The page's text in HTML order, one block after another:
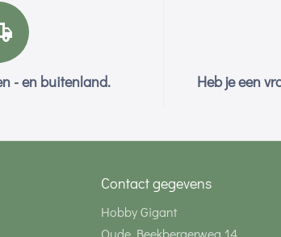
- en buitenland. Heb je een
Contact gegevens
Hobby Gigant